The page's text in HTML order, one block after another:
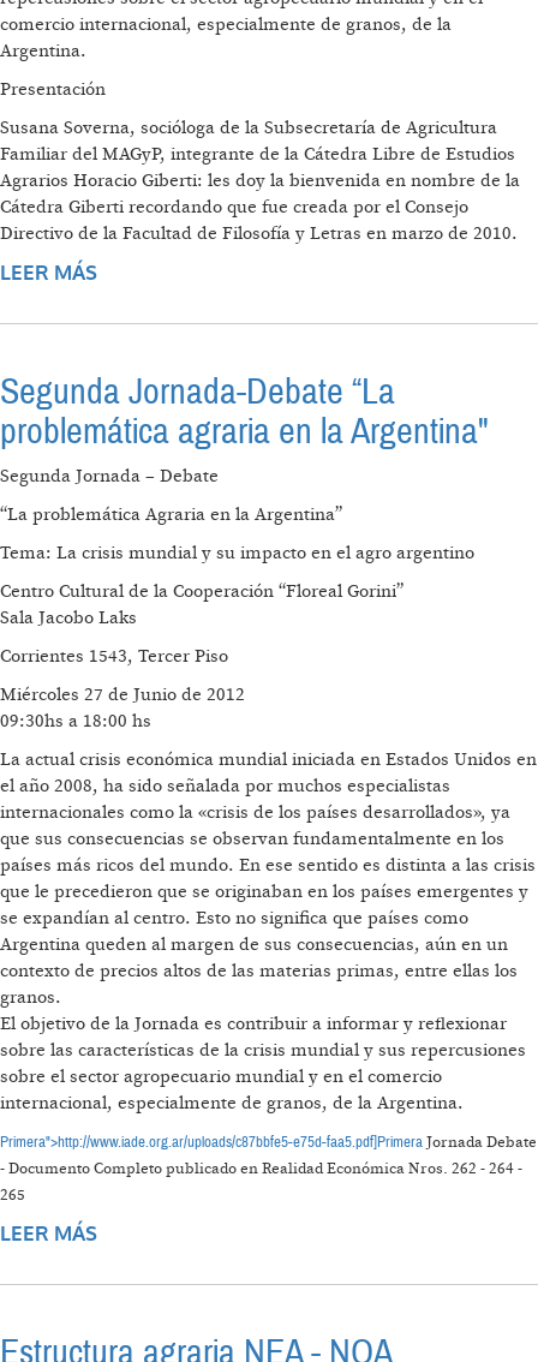
comercio internacional, especialmente de granos, de la
Argentina.
Presentación
Susana Soverna, socióloga de la Subsecretaría de Agricultura
Familiar del MAGyP, integrante de la Cátedra Libre de Estudios
Agrarios Horacio Giberti: les doy la bienvenida en nombre de la
Cátedra Giberti recordando que fue creada por el Consejo
Directivo de la Facultad de Filosofía y Letras en marzo de 2010.
LEER MÁS
IMPACTO EN EL AGRO ARGENTINO
Segunda Jornada-Debate “La
problemática agraria en la Argentina"
Segunda Jornada – Debate
“La problemática Agraria en la Argentina”
Tema: La crisis mundial y su impacto en el agro argentino
Centro Cultural de la Cooperación “Floreal Gorini”
Sala Jacobo Laks
Corrientes 1543, Tercer Piso
Miércoles 27 de Junio de 2012
09:30hs a 18:00 hs
La actual crisis económica mundial iniciada en Estados Unidos en
el año 2008, ha sido señalada por muchos especialistas
internacionales como la «crisis de los países desarrollados», ya
que sus consecuencias se observan fundamentalmente en los
países más ricos del mundo. En ese sentido es distinta a las crisis
que le precedieron que se originaban en los países emergentes y
se expandían al centro. Esto no significa que países como
Argentina queden al margen de sus consecuencias, aún en un
contexto de precios altos de las materias primas, entre ellas los
granos.
El objetivo de la Jornada es contribuir a informar y reflexionar
sobre las características de la crisis mundial y sus repercusiones
sobre el sector agropecuario mundial y en el comercio
internacional, especialmente de granos, de la Argentina.
Primera">http://www.iade.org.ar/uploads/c87bbfe5-e75d-faa5.pdf]PrimeraJornada Debate
- Documento Completo publicado en Realidad Económica Nros. 262 - 264 -
265
LEER MÁS